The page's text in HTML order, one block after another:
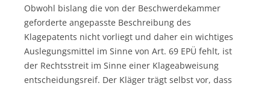
Obwohl bislang die von der Beschwerdekammer
geforderte angepasste Beschreibung des
Klagepatents nicht vorliegt und daher ein wichtiges
Auslegungsmittel im Sinne von Art. 69 EPÜ fehlt, ist
der Rechtsstreit im Sinne einer Klageabweisung
entscheidungsreif. Der Kläger trägt selbst vor, dass